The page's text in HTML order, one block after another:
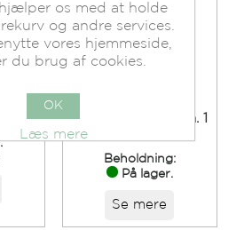
cm
mellembrun 45 cm. 1
Beholdning:
På lager.
Se mere
os med at holde
og andre services.
vores hjemmeside,
du brug af cookies.
OK
Læs mere